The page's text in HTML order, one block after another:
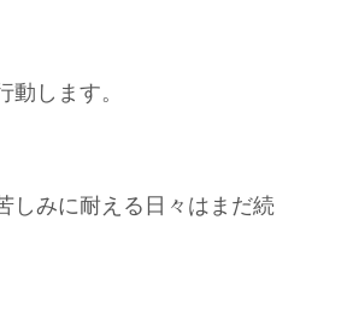
動します。
しみに耐える日々はまだ続